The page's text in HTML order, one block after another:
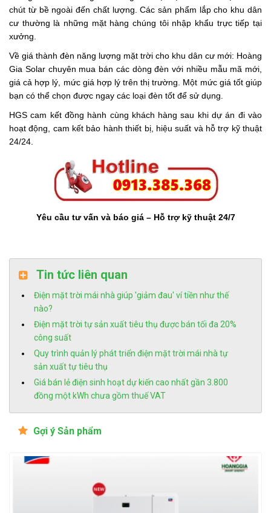
chút từ bề ngoài đến chất lượng. Các sản phẩm lắp cho khu dân
cư thường là những mặt hàng chúng tôi nhập khẩu trực tiếp tại
xưởng.
Về giá thành đèn năng lượng mặt trời cho khu dân cư mới: Hoàng
Gia Solar chuyên mua bán các dòng đèn với nhiều mẫu mã mới,
giá cả hợp lý, mức giá hợp lý trên thị trường. Một mức giá tốt giúp
bạn có thể chọn được ngay các loại đèn tốt để sử dụng.
HGS cam kết đồng hành cùng khách hàng sau khi dự án đi vào
hoạt động, cam kết bảo hành thiết bị, hiệu suất và hỗ trợ kỹ thuật
24/24.
Yêu cầu tư vấn và báo giá – Hỗ trợ kỹ thuật 24/7
Tin tức liên quan
Điện mặt trời mái nhà giúp 'giảm đau' ví tiền như thế
nào?
Điện mặt trời tự sản xuất tiêu thụ được bán tối đa 20%
công suất
Quy trình quản lý phát triển điện mặt trời mái nhà tự
sản xuất tự tiêu thụ
Giá bán lẻ điện sinh hoạt dự kiến cao nhất gần 3.800
đồng một kWh chưa gồm thuế VAT
Gợi ý Sản phẩm